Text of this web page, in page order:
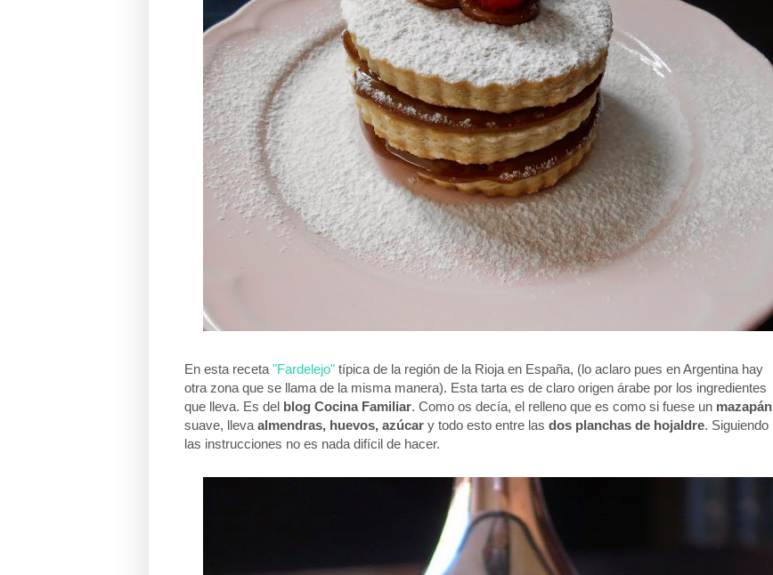
En esta receta "Fardelejo" típica de la región de la Rioja en España, (lo aclaro pues en Argentina hay
otra zona que se llama de la misma manera). Esta tarta es de claro origen árabe por los ingredientes
que lleva. Es del blog Cocina Familiar. Como os decía, el relleno que es como si fuese un mazapán
suave, lleva almendras, huevos, azúcar y todo esto entre las dos planchas de hojaldre. Siguiendo
las instrucciones no es nada difícil de hacer.